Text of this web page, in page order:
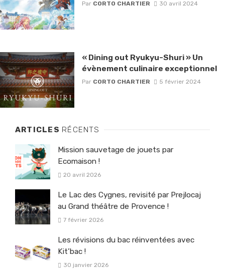
Par CORTO CHARTIER 30 avril 2024
« Dining out Ryukyu-Shuri » Un
évènement culinaire exceptionnel
Par CORTO CHARTIER 5 février 2024
ARTICLES RÉCENTS
Mission sauvetage de jouets par
Ecomaison !
20 avril 2026
Le Lac des Cygnes, revisité par Prejlocaj
au Grand théâtre de Provence !
7 février 2026
Les révisions du bac réinventées avec
Kit’bac !
30 janvier 2026